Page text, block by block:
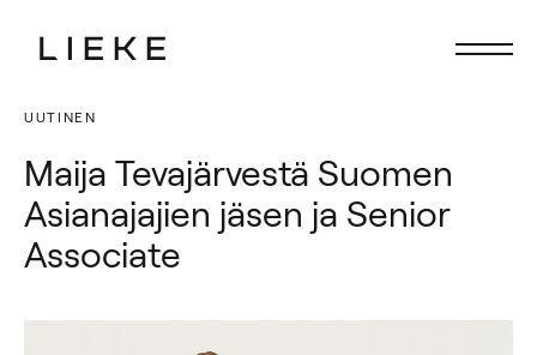
Fokus
Palvelut
UUTINEN
Maija Tevajärvestä Suomen
Asianajajien jäsen ja Senior
Associate
Fokus
Palvelut